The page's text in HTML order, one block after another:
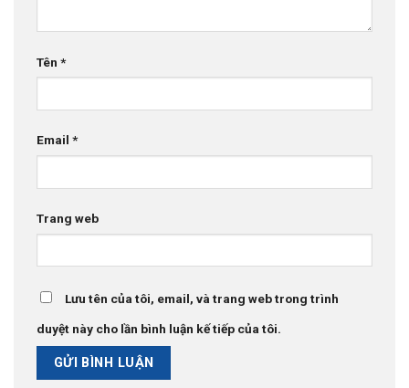
Tên *
Email *
Trang web
Lưu tên của tôi, email, và trang web trong trình
duyệt này cho lần bình luận kế tiếp của tôi.